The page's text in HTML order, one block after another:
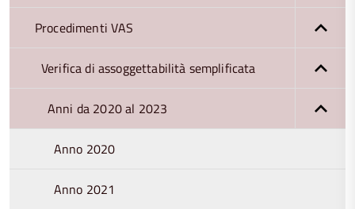
Procedimenti VAS
Verifica di assoggettabilità semplificata
Anni da 2020 al 2023
Anno 2020
Anno 2021